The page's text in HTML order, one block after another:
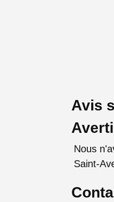
Avis
Nous
Saint-